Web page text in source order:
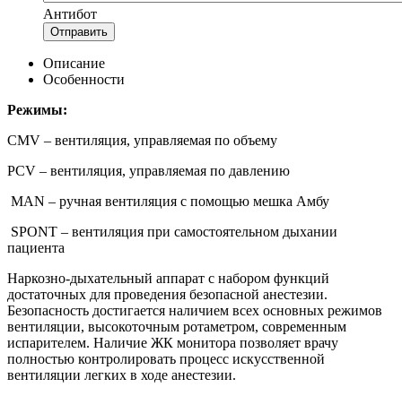
Антибот
Отправить
Описание
Особенности
Режимы:
CMV – вентиляция, управляемая по объему
PCV – вентиляция, управляемая по давлению
MAN – ручная вентиляция с помощью мешка Амбу
SPONТ – вентиляция при самостоятельном дыхании
пациента
Наркозно-дыхательный аппарат с набором функций
достаточных для проведения безопасной анестезии.
Безопасность достигается наличием всех основных режимов
вентиляции, высокоточным ротаметром, современным
испарителем. Наличие ЖК монитора позволяет врачу
полностью контролировать процесс искусственной
вентиляции легких в ходе анестезии.